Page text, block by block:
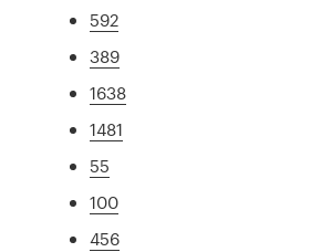
592
389
1638
1481
55
100
456